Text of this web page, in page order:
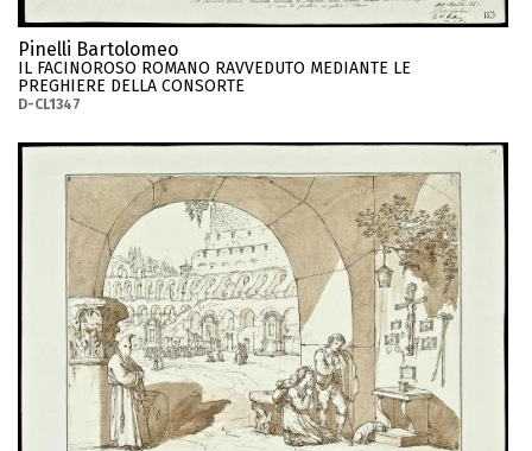
Pinelli Bartolomeo
IL FACINOROSO ROMANO RAVVEDUTO MEDIANTE LE
PREGHIERE DELLA CONSORTE
D-CL1347